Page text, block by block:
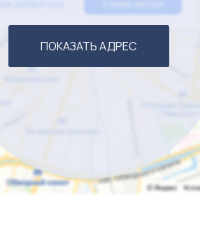
ПОКАЗАТЬ АДРЕС